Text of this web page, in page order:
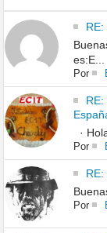
es:E...
Por
·
Por
Por